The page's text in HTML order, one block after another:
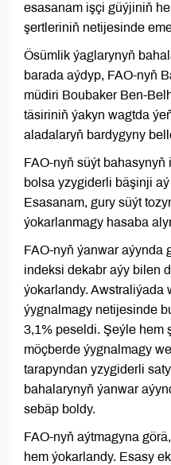
esasanam işçi güýjiniň
şertleriniň netijesinde
Ösümlik ýaglarynyň
barada aýdyp, FAO-nyň
müdiri Boubaker Ben-
täsiriniň ýakyn wagtda
aladalaryň bardygyny
FAO-nyň süýt
bolsa yzygiderli bäşinji
Esasanam, gury süýt
ýokarlanmagy hasaba
FAO-nyň ýanwar aýynda
indeksi dekabr aýy bilen
ýokarlandy. Awstraliýada
ýygnalmagy netijesinde
3,1% peseldi. Şeýle hem
möçberde ýygnalmagy
tarapyndan yzygiderli
bahalarynyň ýanwar
sebäp boldy.
FAO-nyň aýtmagyna
hem ýokarlandy. Esasy